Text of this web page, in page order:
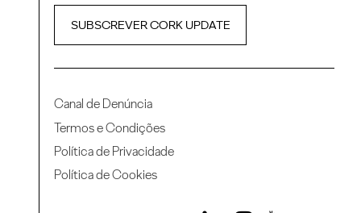
SUBSCREVER CORK UPDATE
Canal de Denúncia
Termos e Condições
Política de Privacidade
Política de Cookies